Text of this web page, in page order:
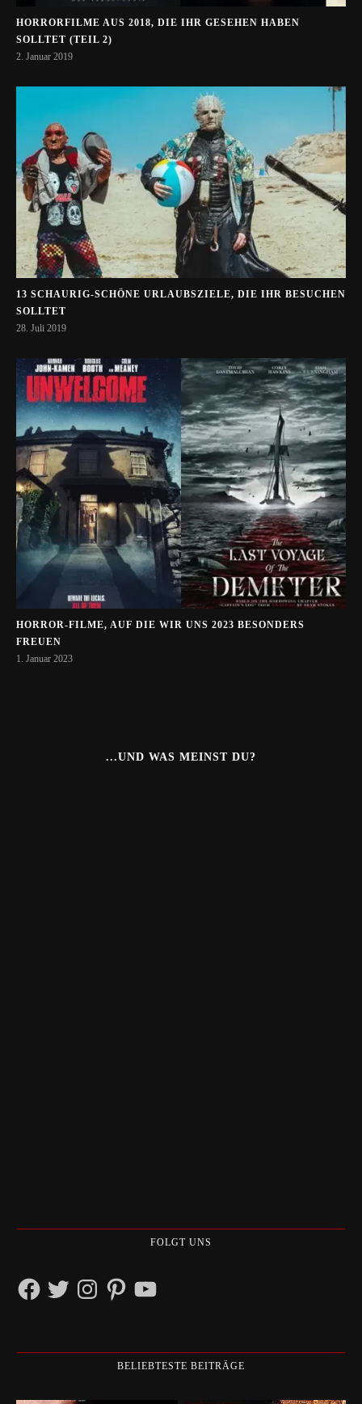
HORRORFILME AUS 2018, DIE IHR GESEHEN HABEN
SOLLTET (TEIL 2)
2. Januar 2019
13 SCHAURIG-SCHÖNE URLAUBSZIELE, DIE IHR BESUCHEN
SOLLTET
28. Juli 2019
HORROR-FILME, AUF DIE WIR UNS 2023 BESONDERS
FREUEN
1. Januar 2023
...UND WAS MEINST DU?
FOLGT UNS
FacebookTwitterInstagramPinterestYouTube
BELIEBTESTE BEITRÄGE